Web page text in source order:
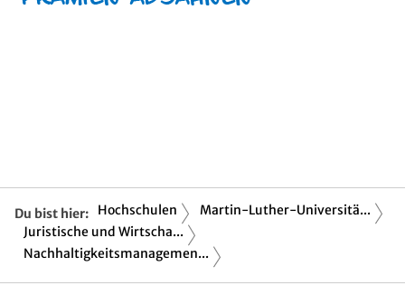
Du bist hier: Hochschulen
Martin-Luther-Universitä...
Juristische und Wirtscha...
Nachhaltigkeitsmanagemen...